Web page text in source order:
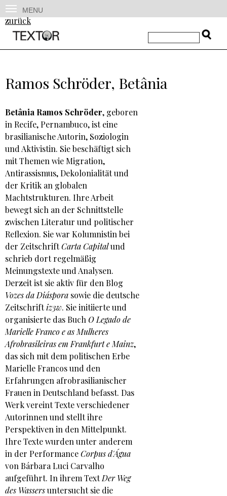
MENU
zurück
Ramos Schröder, Betânia
Betânia Ramos Schröder, geboren
in Recife, Pernambuco, ist eine
brasilianische Autorin, Soziologin
und Aktivistin. Sie beschäftigt sich
mit Themen wie Migration,
Antirassismus, Dekolonialität und
der Kritik an globalen
Machtstrukturen. Ihre Arbeit
bewegt sich an der Schnittstelle
zwischen Literatur und politischer
Reflexion. Sie war Kolumnistin bei
der ZeitschriftCarta Capitalund
schrieb dort regelmäßig
Meinungstexte und Analysen.
Derzeit ist sie aktiv für den Blog
Vozes da Diáspora sowie die deutsche
Zeitschriftiz3w. Sie initiierte und
organisierte das Buch O Legado de
Marielle Franco e as Mulheres
Afrobrasileiras em Frankfurt e Mainz,
das sich mit dem politischen Erbe
Marielle Francos und den
Erfahrungen afrobrasilianischer
Frauen in Deutschland befasst. Das
Werk vereint Texte verschiedener
Autorinnen und stellt ihre
Perspektiven in den Mittelpunkt.
Ihre Texte wurden unter anderem
in der PerformanceCorpus d'Água
von Bárbara Luci Carvalho
aufgeführt. In ihrem TextDer Weg
des Wassersuntersucht sie die